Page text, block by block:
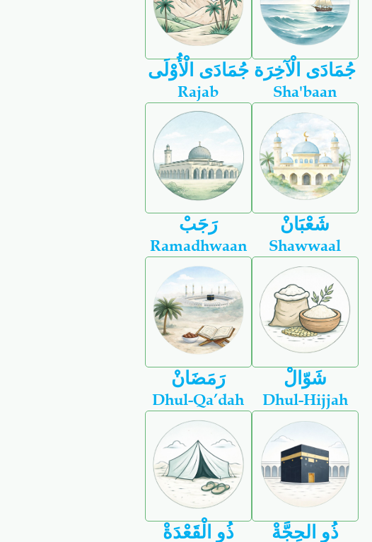
جُمَادَى الْأُوْلَى جُمَادَى الْآخِرَة
Rajab
رَجَبْ
Sha'baan
شَعْبَانْ
Ramadhwaan
رَمَضَانْ
Shawwaal
شَوّالْ
Dhul-Qa’dah
ذُو الْقَعْدَةْ
Dhul-Hijjah
ذُو الحِجَّةْ